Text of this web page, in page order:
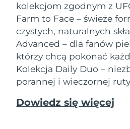
kolekcjom zgodnym z
Farm to Face – świeże
czystych, naturalnych
Advanced – dla fanów
którzy chcą pokonać
Kolekcja Daily Duo –
porannej i wieczornej
Dowiedz się więcej